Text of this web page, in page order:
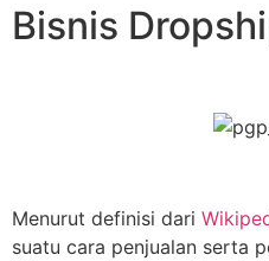
Bisnis
Menurut definisi dari
suatu cara penjualan serta